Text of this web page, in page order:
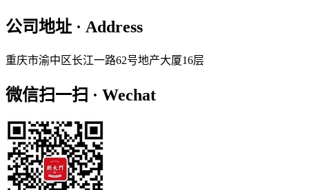
公司地址 · Address
重庆市渝中区长江一路62号地产大厦16层
微信扫一扫 · Wechat